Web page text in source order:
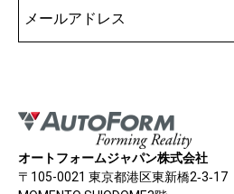
オートフォームジャパン株式会社
〒105-0021 東京都港区東新橋2‐3‐17